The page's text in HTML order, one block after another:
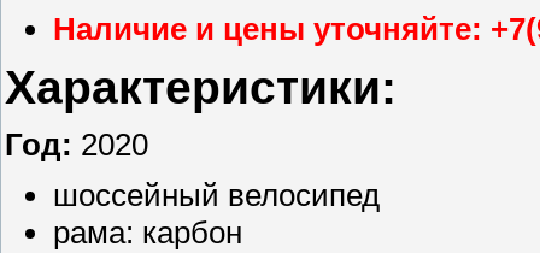
Наличие и цены уточняйте:
Характеристики:
Год: 2020
шоссейный велосипед
рама: карбон